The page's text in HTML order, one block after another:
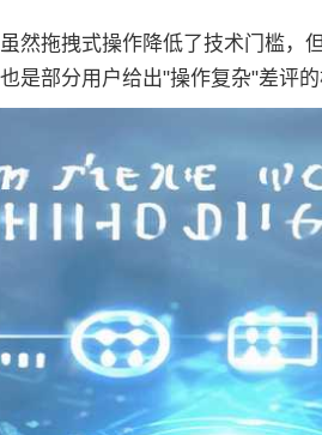
然拖拽式操作降低了技术门槛，
是部分用户给出"操作复杂"差评的